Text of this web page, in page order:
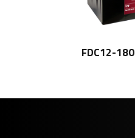
FDC12-180